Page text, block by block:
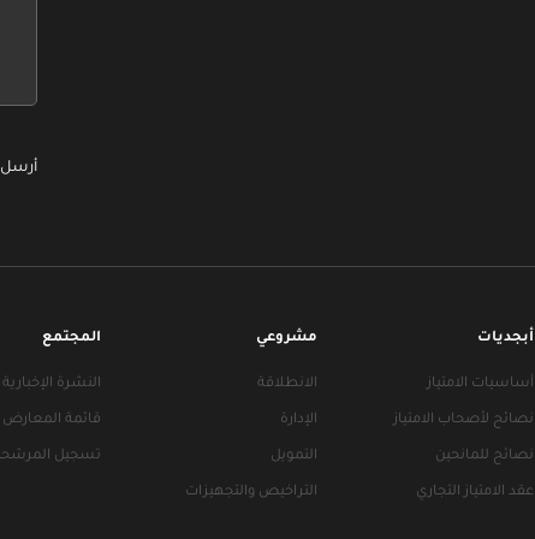
أبجديات
أساسيات الامتياز
نصائح لأصحاب الامتياز
نصائح للمانحين
عقد الامتياز التجاري
مشروعي
الانطلاقة
الإدارة
التمويل
التراخيص والتجهيزات
المجتمع
النشرة الإخبارية
قائمة المعارض
تسجيل